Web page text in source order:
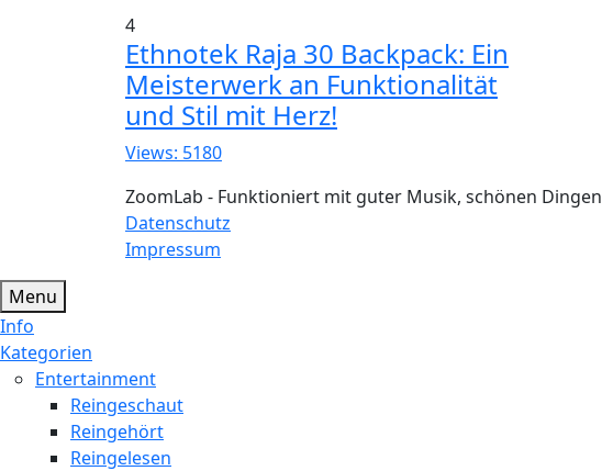
4
Ethnotek Raja 30 Backpack: Ein
Meisterwerk an Funktionalität
und Stil mit Herz!
Views: 5180
ZoomLab - Funktioniert mit guter Musik, schönen
Datenschutz
Impressum
Menu
Info
Kategorien
Entertainment
Reingeschaut
Reingehört
Reingelesen